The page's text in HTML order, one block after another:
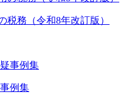
務（令和8年改訂版）
例集